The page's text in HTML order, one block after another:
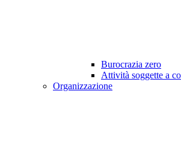
Burocrazia zero
Attività soggette a
Organizzazione